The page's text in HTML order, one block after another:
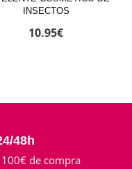
INSECTOS
10.95€
48h
de compra